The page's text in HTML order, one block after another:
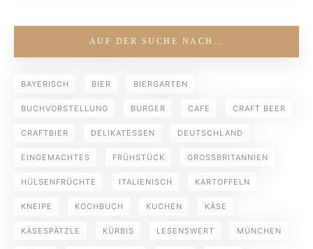
AUF DER SUCHE NACH…
BAYERISCH BIER BIERGARTEN
BUCHVORSTELLUNG BURGER CAFE CRAFT BEER
CRAFTBIER DELIKATESSEN DEUTSCHLAND
EINGEMACHTES FRÜHSTÜCK GROSSBRITANNIEN
HÜLSENFRÜCHTE ITALIENISCH KARTOFFELN
KNEIPE KOCHBUCH KUCHEN KÄSE
KÄSESPÄTZLE KÜRBIS LESENSWERT MÜNCHEN